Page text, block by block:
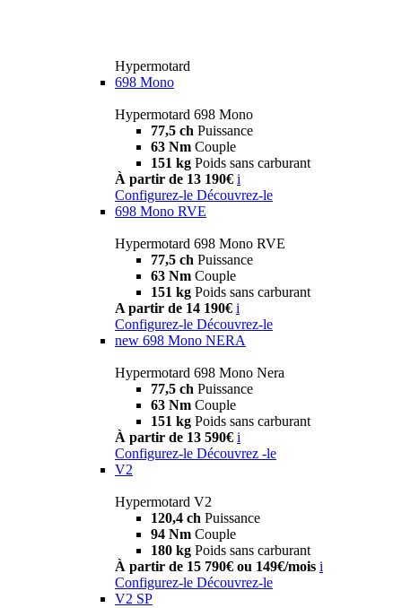
Hypermotard
698 Mono
Hypermotard 698 Mono
77,5 ch Puissance
63 Nm Couple
151 kg Poids sans carburant
À partir de 13 190€ i
Configurez-le Découvrez-le
698 Mono RVE
Hypermotard 698 Mono RVE
77,5 ch Puissance
63 Nm Couple
151 kg Poids sans carburant
A partir de 14 190€ i
Configurez-le Découvrez-le
new 698 Mono NERA
Hypermotard 698 Mono Nera
77,5 ch Puissance
63 Nm Couple
151 kg Poids sans carburant
À partir de 13 590€ i
Configurez-le Découvrez -le
V2
Hypermotard V2
120,4 ch Puissance
94 Nm Couple
180 kg Poids sans carburant
À partir de 15 790€ ou 149€/mois i
Configurez-le Découvrez-le
V2 SP